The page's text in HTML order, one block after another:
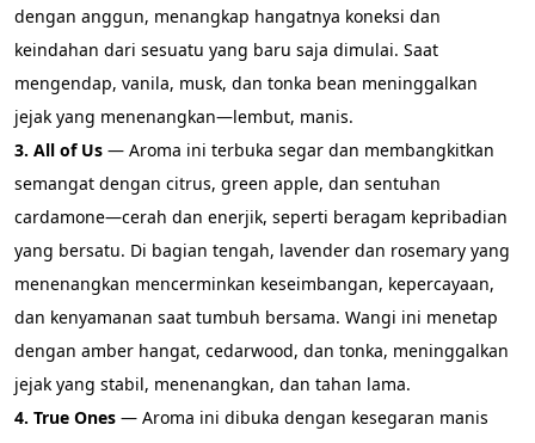
dengan anggun, menangkap hangatnya koneksi dan
keindahan dari sesuatu yang baru saja dimulai. Saat
mengendap, vanila, musk, dan tonka bean meninggalkan
jejak yang menenangkan—lembut, manis.
3. All of Us — Aroma ini terbuka segar dan membangkitkan
semangat dengan citrus, green apple, dan sentuhan
cardamone—cerah dan enerjik, seperti beragam kepribadian
yang bersatu. Di bagian tengah, lavender dan rosemary yang
menenangkan mencerminkan keseimbangan, kepercayaan,
dan kenyamanan saat tumbuh bersama. Wangi ini menetap
dengan amber hangat, cedarwood, dan tonka, meninggalkan
jejak yang stabil, menenangkan, dan tahan lama.
4. True Ones — Aroma ini dibuka dengan kesegaran manis